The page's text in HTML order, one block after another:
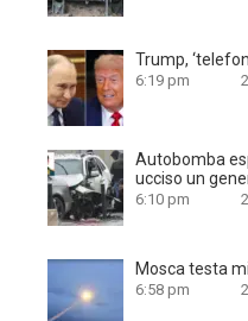
Trump,
6:19 pm
Autobomba
ucciso un
6:10 pm
Mosca testa
6:58 pm